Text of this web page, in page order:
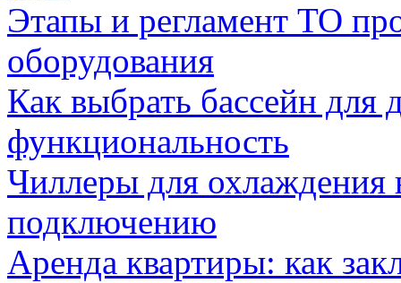
Этапы и регламент ТО
оборудования
Как выбрать бассейн для
функциональность
Чиллеры для охлаждения
подключению
Аренда квартиры: как